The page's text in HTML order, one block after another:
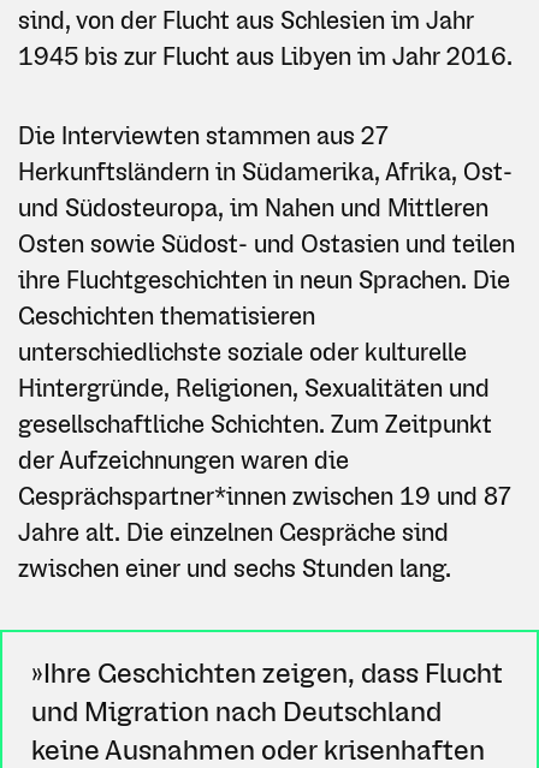
sind, von der Flucht aus Schlesien im Jahr
1945 bis zur Flucht aus Libyen im Jahr 2016.
Die Interviewten stammen aus 27
Herkunftsländern in Südamerika, Afrika, Ost-
und Südosteuropa, im Nahen und Mittleren
Osten sowie Südost- und Ostasien und teilen
ihre Fluchtgeschichten in neun Sprachen. Die
Geschichten thematisieren
unterschiedlichste soziale oder kulturelle
Hintergründe, Religionen, Sexualitäten und
gesellschaftliche Schichten. Zum Zeitpunkt
der Aufzeichnungen waren die
Gesprächspartner*innen zwischen 19 und 87
Jahre alt. Die einzelnen Gespräche sind
zwischen einer und sechs Stunden lang.
»Ihre Geschichten zeigen, dass Flucht
und Migration nach Deutschland
keine Ausnahmen oder krisenhaften